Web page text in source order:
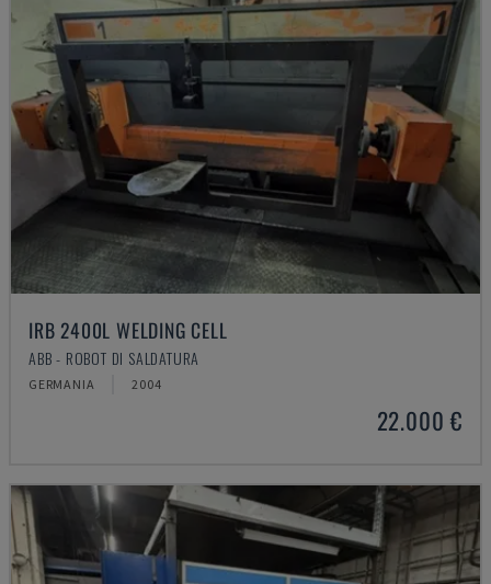
IRB 2400L WELDING CELL
ABB - ROBOT DI SALDATURA
GERMANIA 2004
22.000 €